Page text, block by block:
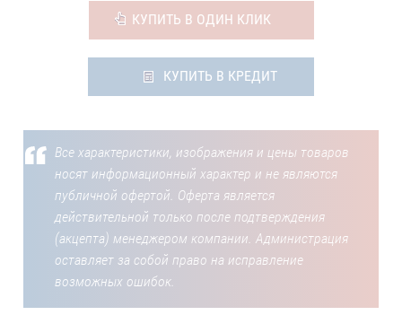
КУПИТЬ В ОДИН КЛИК
КУПИТЬ В КРЕДИТ
Все характеристики, изображения и цены товаров
носят информационный характер и не являются
публичной офертой. Оферта является
действительной только после подтверждения
(акцепта) менеджером компании. Администрация
оставляет за собой право на исправление
возможных ошибок.